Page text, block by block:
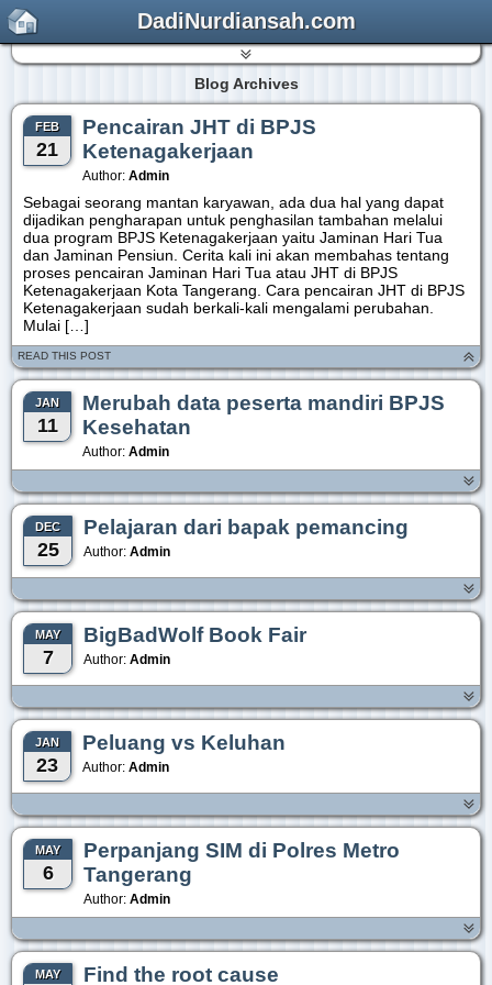
DadiNurdiansah.com
Blog Archives
FEB
21
Pencairan JHT di BPJS
Ketenagakerjaan
Author: Admin
Sebagai seorang mantan karyawan, ada dua hal yang dapat
dijadikan pengharapan untuk penghasilan tambahan melalui
dua program BPJS Ketenagakerjaan yaitu Jaminan Hari Tua
dan Jaminan Pensiun. Cerita kali ini akan membahas tentang
proses pencairan Jaminan Hari Tua atau JHT di BPJS
Ketenagakerjaan Kota Tangerang. Cara pencairan JHT di BPJS
Ketenagakerjaan sudah berkali-kali mengalami perubahan.
Mulai […]
READ THIS POST
JAN
11
Merubah data peserta mandiri BPJS
Kesehatan
Author: Admin
DEC
25
Pelajaran dari bapak pemancing
Author: Admin
MAY
7
BigBadWolf Book Fair
Author: Admin
JAN
23
Peluang vs Keluhan
Author: Admin
MAY
6
Perpanjang SIM di Polres Metro
Tangerang
Author: Admin
MAY Find the root cause